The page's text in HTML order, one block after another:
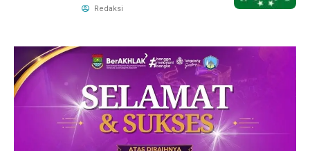
NU di Era Disrupsi
Redaksi